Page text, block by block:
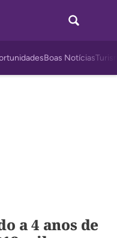
Boas Notícias
a 4 anos de